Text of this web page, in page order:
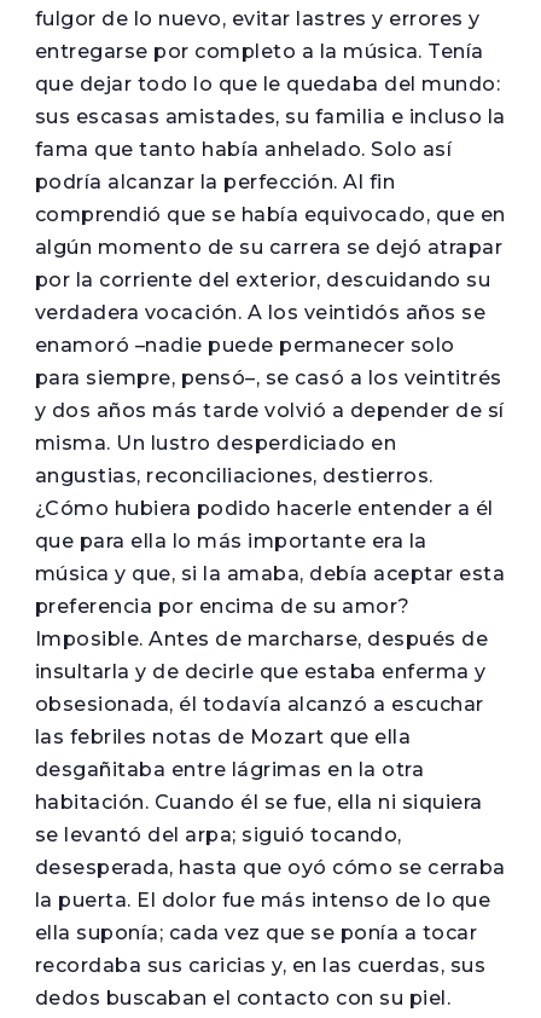
fulgor de lo nuevo, evitar lastres y errores y
entregarse por completo a la música. Tenía
que dejar todo lo que le quedaba del mundo:
sus escasas amistades, su familia e incluso la
fama que tanto había anhelado. Solo así
podría alcanzar la perfección. Al fin
comprendió que se había equivocado, que en
algún momento de su carrera se dejó atrapar
por la corriente del exterior, descuidando su
verdadera vocación. A los veintidós años se
enamoró –nadie puede permanecer solo
para siempre, pensó–, se casó a los veintitrés
y dos años más tarde volvió a depender de sí
misma. Un lustro desperdiciado en
angustias, reconciliaciones, destierros.
¿Cómo hubiera podido hacerle entender a él
que para ella lo más importante era la
música y que, si la amaba, debía aceptar esta
preferencia por encima de su amor?
Imposible. Antes de marcharse, después de
insultarla y de decirle que estaba enferma y
obsesionada, él todavía alcanzó a escuchar
las febriles notas de Mozart que ella
desgañitaba entre lágrimas en la otra
habitación. Cuando él se fue, ella ni siquiera
se levantó del arpa; siguió tocando,
desesperada, hasta que oyó cómo se cerraba
la puerta. El dolor fue más intenso de lo que
ella suponía; cada vez que se ponía a tocar
recordaba sus caricias y, en las cuerdas, sus
dedos buscaban el contacto con su piel.